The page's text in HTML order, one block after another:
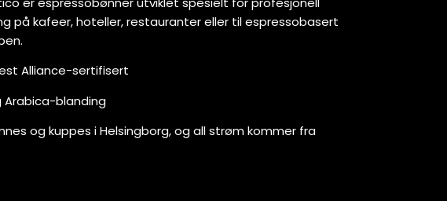
på kafeer, hoteller, restauranter eller til espressobasert
Alliance-sertifisert
Arabica-blanding
og kuppes i Helsingborg, og all strøm kommer fra